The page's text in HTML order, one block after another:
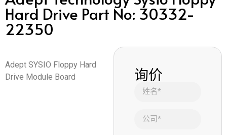
Hard Drive Part No: 30332-
22350
Adept SYSIO Floppy Hard
Drive Module Board
询价